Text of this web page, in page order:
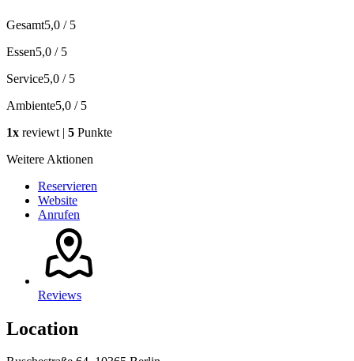
Gesamt5,0 / 5
Essen5,0 / 5
Service5,0 / 5
Ambiente5,0 / 5
1x reviewt | 5 Punkte
Weitere Aktionen
Reservieren
Website
Anrufen
Reviews
Location